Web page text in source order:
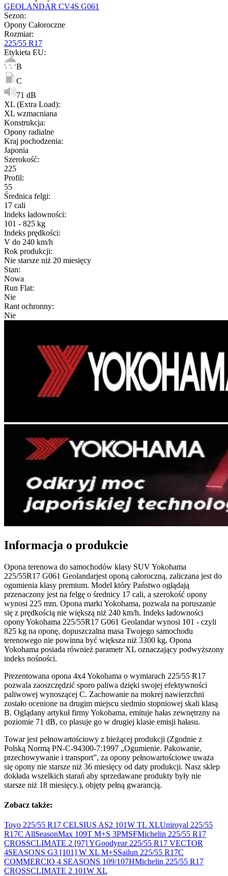
GEOLANDAR CV4S G061
Sezon:
Opony Całoroczne
Rozmiar:
225/55 R17
Etykieta EU:
B
C
71 dB
XL (Extra Load):
XL wzmacniana
Konstrukcja:
Opony radialne
Kraj pochodzenia:
Japonia
Szerokość:
225
Profil:
55
Średnica felgi:
17 cali
Indeks ładowności:
101 - 825 kg
Indeks prędkości:
V do 240 km/h
Rok produkcji:
Nie starsze niż 20 miesięcy
Stan:
Nowa
Run Flat:
Nie
Rant ochronny:
Nie
Informacja o produkcie
Opona terenowa do samochodów klasy SUV Yokohama
225/55R17 G061 Geolandarjest oponą całoroczną, zaliczana jest do
ogumienia klasy premium. Model który Państwo oglądają
przenaczony jest na felgę o średnicy 17 cali, a szerokość opony
wynosi 225 mm. Opona marki Yokohama, pozwala na poruszanie
się z prędkością nie większą niż 240 km/h. Indeks ładowności
opony Yokohama 225/55R17 G061 Geolandar wynosi 101 - czyli
825 kg na oponę, dopuszczalna masa Twojego samochodu
terenowego nie powinna być większa niż 3300 kg. Opona
Yokohama posiada również parametr XL oznaczający podwyższony
indeks nośności.
Prezentowana opona 4x4 Yokohama o wymiarach 225/55 R17
pozwala zaoszczędzić sporo paliwa dzięki swojej efektywności
paliwowej wynoszącej C. Zachowanie na mokrej nawierzchni
zostało ocenione na drugim miejscu siedmio stopniowej skali klasą
B. Oglądany artykuł firmy Yokohama, emituje hałas zewnętrzny na
poziomie 71 dB, co plasuje go w drugiej klasie emisji hałasu.
Towar jest pełnowartościowy z bieżącej produkcji (Zgodnie z
Polską Normą PN-C-94300-7:1997 „Ogumienie. Pakowanie,
przechowywanie i transport”, za opony pełnowartościowe uważa
się opony nie starsze niż 36 miesięcy od daty produkcji. Nasz sklep
dokłada wszelkich starań aby sprzedawane produkty były nie
starsze niż 18 miesięcy.), objęty pełną gwarancją.
Zobacz także:
Toyo 225/55 R17 CELSIUS AS2 101W TL XLUniroyal 225/55
R17C AllSeasonMax 109T M+S 3PMSFMichelin 225/55 R17
CROSSCLIMATE 2 [97]YGoodyear 225/55 R17 VECTOR
4SEASONS G3 [101] W XL M+SSailun 225/55 R17C
COMMERCIO 4 SEASONS 109/107HMichelin 225/55 R17
CROSSCLIMATE 2 101W XL